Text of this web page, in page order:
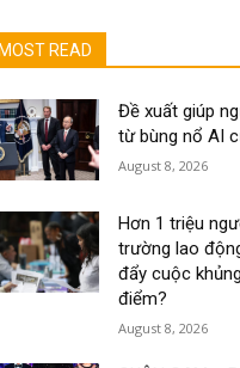
MOST READ
Đề xuất giúp
từ bùng nổ AI
August 8, 2026
Hơn 1 triệu
trường lao
đẩy cuộc
điểm?
August 8, 2026